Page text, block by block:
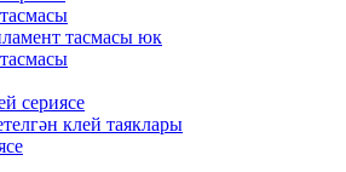
тасмасы юк
сериясе
клей таяклары